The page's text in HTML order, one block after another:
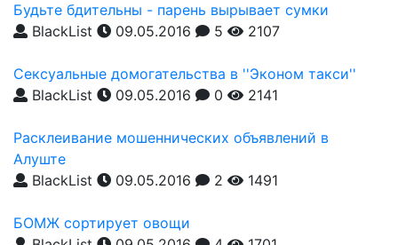
Будьте бдительны - парень вырывает сумки
BlackList
09.05.2016 5 2107
Сексуальные домогательства в ''Эконом такси''
BlackList
09.05.2016 0 2141
Расклеивание мошеннических объявлений в
Алуште
BlackList
09.05.2016 2 1491
БОМЖ сортирует овощи